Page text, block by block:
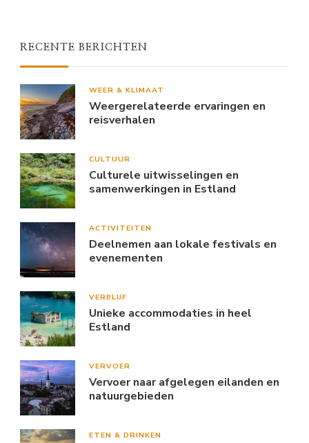
RECENTE BERICHTEN
WEER & KLIMAAT
Weergerelateerde ervaringen en
reisverhalen
CULTUUR
Culturele uitwisselingen en
samenwerkingen in Estland
ACTIVITEITEN
Deelnemen aan lokale festivals en
evenementen
VERBLIJF
Unieke accommodaties in heel
Estland
VERVOER
Vervoer naar afgelegen eilanden en
natuurgebieden
ETEN & DRINKEN